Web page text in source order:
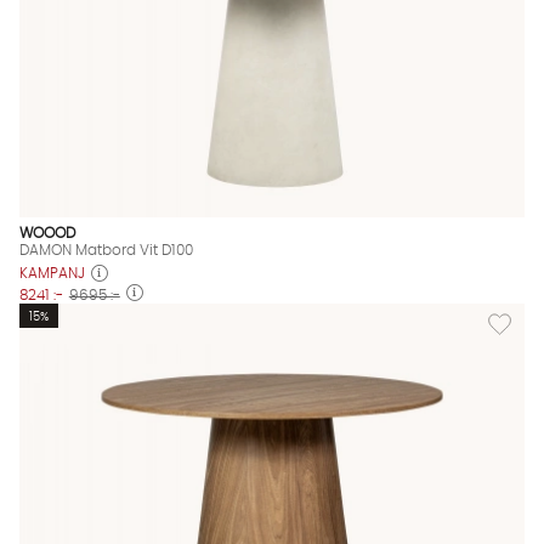
WOOOD
DAMON Matbord Vit D100
KAMPANJ
8241 :- 9695 :-
Lägg
15%